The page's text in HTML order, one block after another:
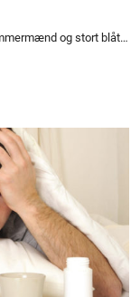
Vits: Jack vågner med tømmermænd og stort blåt øje - finder mystisk seddel fra konen og bryder sammen